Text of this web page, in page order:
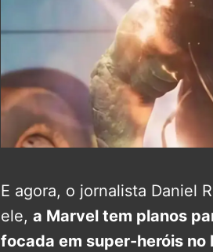
E agora, o jornalista Daniel
ele, a Marvel tem planos
focada em super-heróis no